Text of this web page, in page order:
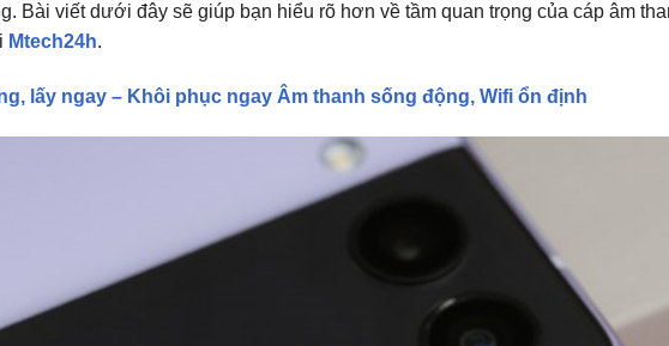
Bài viết dưới đây sẽ giúp bạn hiểu rõ hơn về tầm quan trọng của cáp âm
Mtech24h.
lấy ngay – Khôi phục ngay Âm thanh sống động, Wifi ổn định